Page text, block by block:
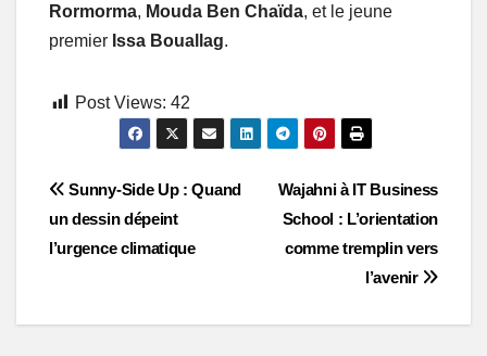
Rormorma, Mouda Ben Chaïda, et le jeune
premier Issa Bouallag.
Post Views: 42
Post
navigation
Wajahni à IT Business
School : L’orientation
comme tremplin vers
l’avenir
Sunny-Side Up : Quand
un dessin dépeint
l’urgence climatique